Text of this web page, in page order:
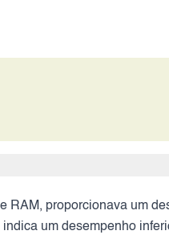
RAM, proporcionava um
um desempenho